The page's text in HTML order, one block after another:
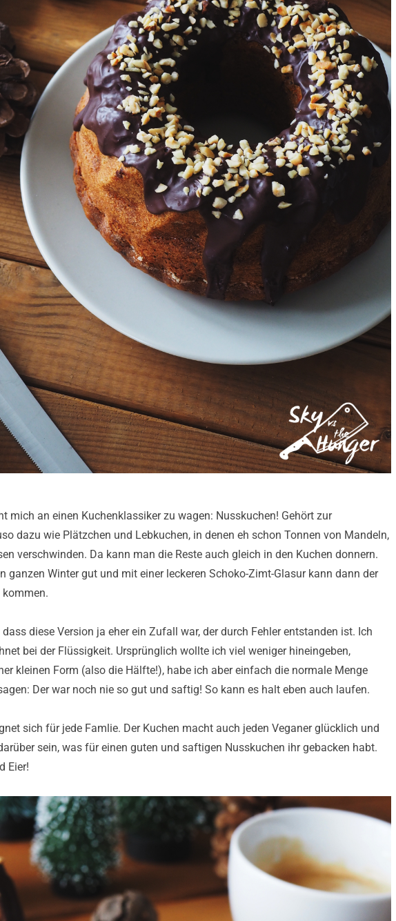
mich an einen Kuchenklassiker zu wagen: Nusskuchen! Gehört zur
dazu wie Plätzchen und Lebkuchen, in denen eh schon Tonnen von Mandeln,
verschwinden. Da kann man die Reste auch gleich in den Kuchen donnern.
ganzen Winter gut und mit einer leckeren Schoko-Zimt-Glasur kann dann der
diese Version ja eher ein Zufall war, der durch Fehler entstanden ist. Ich
bei der Flüssigkeit. Ursprünglich wollte ich viel weniger hineingeben,
kleinen Form (also die Hälfte!), habe ich aber einfach die normale Menge
Der war noch nie so gut und saftig! So kann es halt eben auch laufen.
sich für jede Famlie. Der Kuchen macht auch jeden Veganer glücklich und
sein, was für einen guten und saftigen Nusskuchen ihr gebacken habt.
Eier!